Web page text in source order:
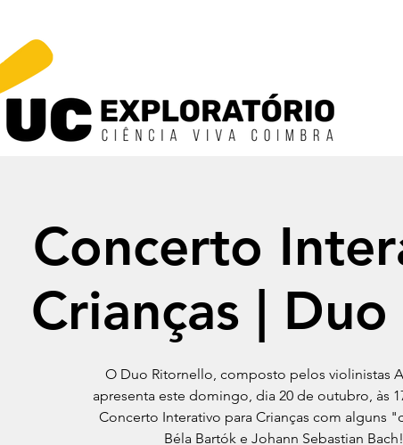
Concerto
Crianças |
O Duo Ritornello, composto pelos violinistas
apresenta este domingo, dia 20 de outubro, às
Concerto Interativo para Crianças com alguns
Béla Bartók e Johann Sebastian